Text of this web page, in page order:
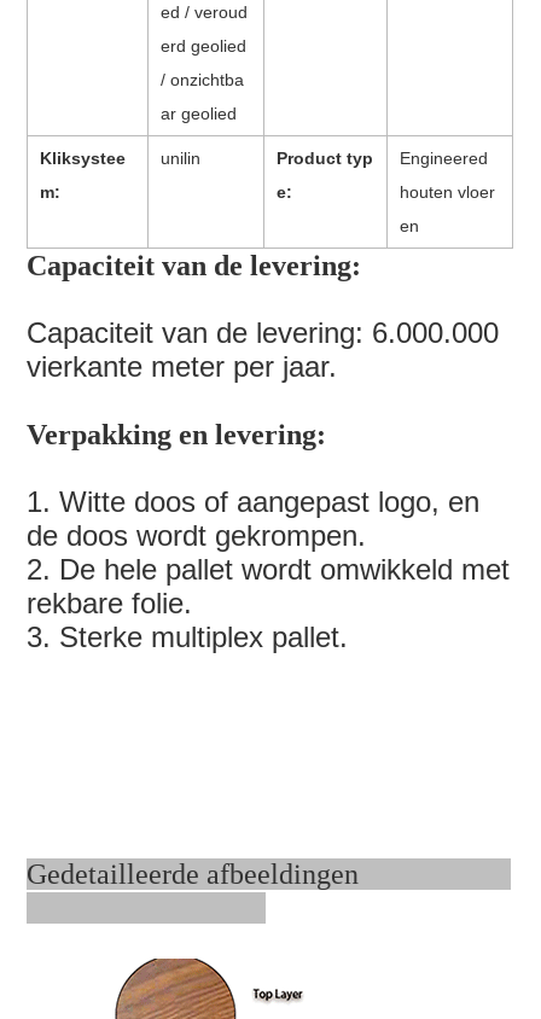
ed / veroud
erd geolied
/ onzichtba
ar geolied
Kliksystee
m:
unilin
Product typ
e:
Engineered
houten vloer
en
Capaciteit van de levering:
Capaciteit van de levering: 6.000.000
vierkante meter per jaar.
Verpakking en levering:
1. Witte doos of aangepast logo, en
de doos wordt gekrompen.
2. De hele pallet wordt omwikkeld met
rekbare folie.
3. Sterke multiplex pallet.
Gedetailleerde afbeeldingen